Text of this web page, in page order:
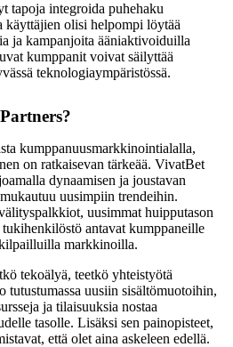
tapoja integroida puhehaku
käyttäjien olisi helpompi löytää
ja kampanjoita ääniaktivoiduilla
kumppanit voivat säilyttää
teknologiaympäristössä.
kumppanuusmarkkinointialalla,
on ratkaisevan tärkeää. VivatBet
dynaamisen ja joustavan
uusimpiin trendeihin.
uusimmat huipputason
antavat kumppaneille
markkinoilla.
tekoälyä, teetkö yhteistyötä
tutustumassa uusiin sisältömuotoihin,
ja tilaisuuksia nostaa
tasolle. Lisäksi sen painopisteet,
että olet aina askeleen edellä.